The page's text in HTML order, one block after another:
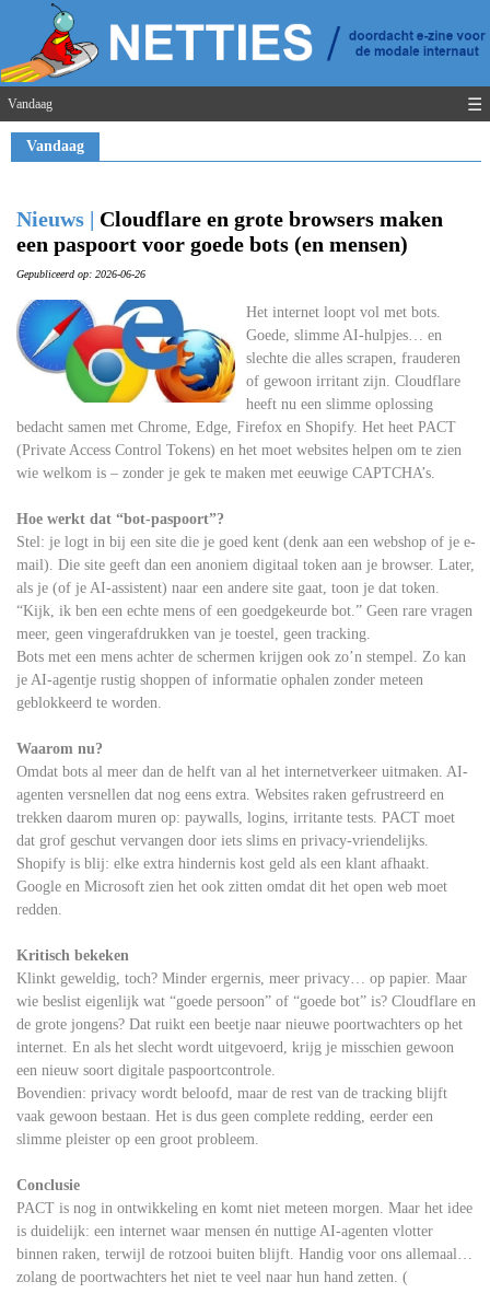
Vandaag ☰
Vandaag
Nieuws | Cloudflare en grote browsers maken
een paspoort voor goede bots (en mensen)
Gepubliceerd op: 2026-06-26
Het internet loopt vol met bots.
Goede, slimme AI-hulpjes… en
slechte die alles scrapen, frauderen
of gewoon irritant zijn. Cloudflare
heeft nu een slimme oplossing
bedacht samen met Chrome, Edge, Firefox en Shopify. Het heet PACT
(Private Access Control Tokens) en het moet websites helpen om te zien
wie welkom is – zonder je gek te maken met eeuwige CAPTCHA’s.
Hoe werkt dat “bot-paspoort”?
Stel: je logt in bij een site die je goed kent (denk aan een webshop of je e-
mail). Die site geeft dan een anoniem digitaal token aan je browser. Later,
als je (of je AI-assistent) naar een andere site gaat, toon je dat token.
“Kijk, ik ben een echte mens of een goedgekeurde bot.” Geen rare vragen
meer, geen vingerafdrukken van je toestel, geen tracking.
Bots met een mens achter de schermen krijgen ook zo’n stempel. Zo kan
je AI-agentje rustig shoppen of informatie ophalen zonder meteen
geblokkeerd te worden.
Waarom nu?
Omdat bots al meer dan de helft van al het internetverkeer uitmaken. AI-
agenten versnellen dat nog eens extra. Websites raken gefrustreerd en
trekken daarom muren op: paywalls, logins, irritante tests. PACT moet
dat grof geschut vervangen door iets slims en privacy-vriendelijks.
Shopify is blij: elke extra hindernis kost geld als een klant afhaakt.
Google en Microsoft zien het ook zitten omdat dit het open web moet
redden.
Kritisch bekeken
Klinkt geweldig, toch? Minder ergernis, meer privacy… op papier. Maar
wie beslist eigenlijk wat “goede persoon” of “goede bot” is? Cloudflare en
de grote jongens? Dat ruikt een beetje naar nieuwe poortwachters op het
internet. En als het slecht wordt uitgevoerd, krijg je misschien gewoon
een nieuw soort digitale paspoortcontrole.
Bovendien: privacy wordt beloofd, maar de rest van de tracking blijft
vaak gewoon bestaan. Het is dus geen complete redding, eerder een
slimme pleister op een groot probleem.
Conclusie
PACT is nog in ontwikkeling en komt niet meteen morgen. Maar het idee
is duidelijk: een internet waar mensen én nuttige AI-agenten vlotter
binnen raken, terwijl de rotzooi buiten blijft. Handig voor ons allemaal…
zolang de poortwachters het niet te veel naar hun hand zetten. (